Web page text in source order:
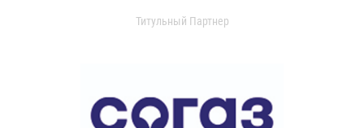
Титульный Партнер